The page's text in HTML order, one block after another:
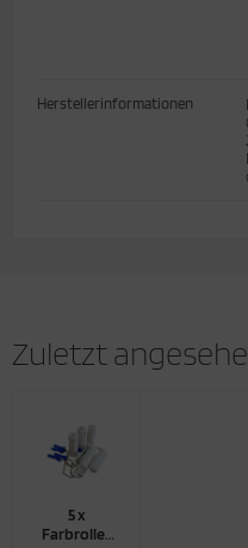
Herstellerinformationen
Zuletzt
5 x
Farbroller